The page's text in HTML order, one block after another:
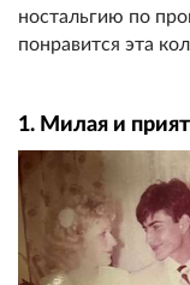
ностальгию по
понравится эта
1. Милая и